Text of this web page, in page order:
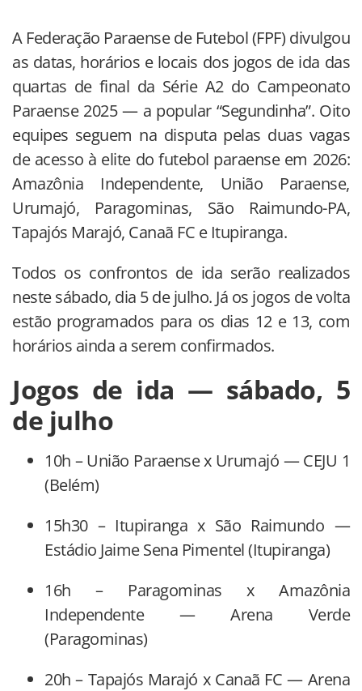
A Federação Paraense de Futebol (FPF) divulgou
as datas, horários e locais dos jogos de ida das
quartas de final da Série A2 do Campeonato
Paraense 2025 — a popular “Segundinha”. Oito
equipes seguem na disputa pelas duas vagas
de acesso à elite do futebol paraense em 2026:
Amazônia Independente, União Paraense,
Urumajó, Paragominas, São Raimundo-PA,
Tapajós Marajó, Canaã FC e Itupiranga.
Todos os confrontos de ida serão realizados
neste sábado, dia 5 de julho. Já os jogos de volta
estão programados para os dias 12 e 13, com
horários ainda a serem confirmados.
Jogos de ida — sábado, 5
de julho
10h – União Paraense x Urumajó — CEJU 1
(Belém)
15h30 – Itupiranga x São Raimundo —
Estádio Jaime Sena Pimentel (Itupiranga)
16h – Paragominas x Amazônia
Independente — Arena Verde
(Paragominas)
20h – Tapajós Marajó x Canaã FC — Arena